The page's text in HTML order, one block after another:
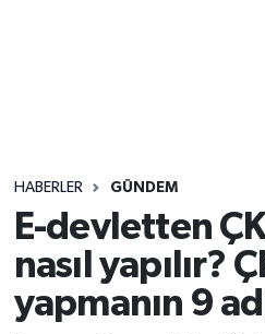
HABERLER GÜNDEM
E-devletten
nasıl yapılır?
yapmanın 9
Yaşam